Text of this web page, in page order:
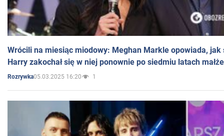
Wrócili na miesiąc miodowy: Meghan Markle opowiada, jak
Harry zakochał się w niej ponownie po siedmiu latach
Rozrywka05.03.2025 16:20 1